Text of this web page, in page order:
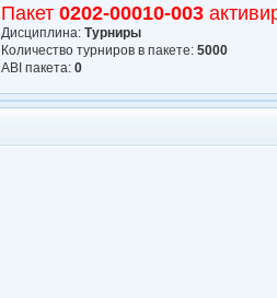
Пакет 0202-00010-003
Дисциплина: Турниры
Количество турниров в пакете: 5000
АBI пакета: 0